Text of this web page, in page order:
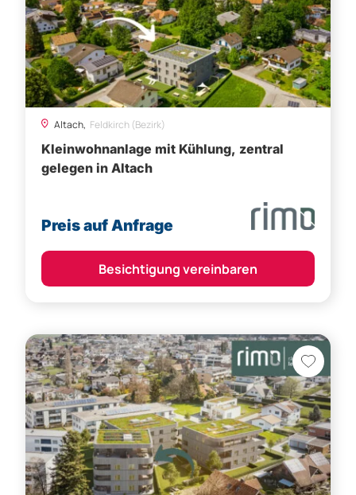
Altach, Feldkirch (Bezirk)
Kleinwohnanlage mit Kühlung, zentral
gelegen in Altach
Preis auf Anfrage
Besichtigung vereinbaren